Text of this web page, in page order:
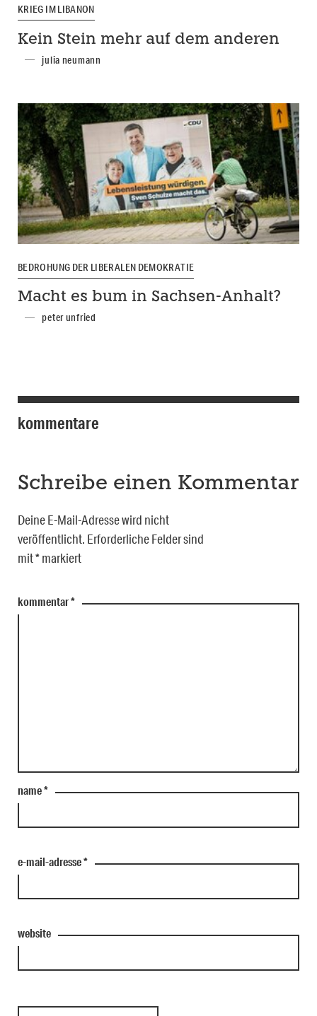
KRIEG IM LIBANON
Kein Stein mehr auf dem anderen
julia neumann
BEDROHUNG DER LIBERALEN DEMOKRATIE
Macht es bum in Sachsen-Anhalt?
peter unfried
kommentare
Schreibe einen Kommentar
Deine E-Mail-Adresse wird nicht
veröffentlicht. Erforderliche Felder sind
mit*markiert
kommentar*
name*
e-mail-adresse*
website